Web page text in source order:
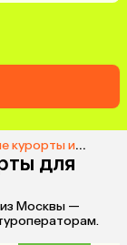
из Москвы
для
Москвы —